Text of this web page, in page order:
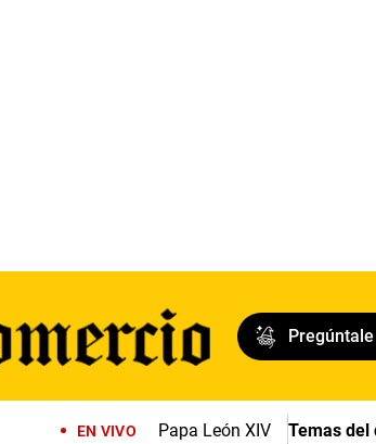
EN VIVO Papa León XIV Temas del